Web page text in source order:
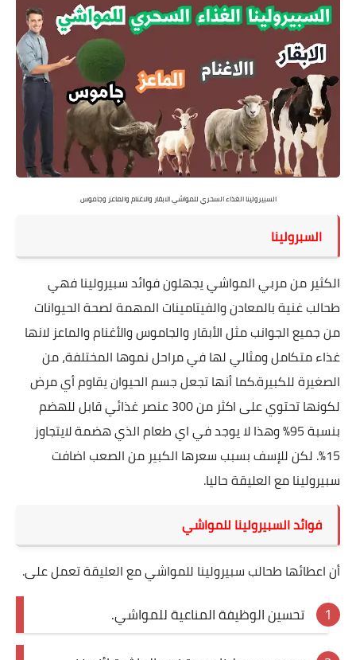
السبيرولينا الغذاء السحري للمواشي الابقار والاغنام والماعز وجاموس
السبرولينا
الكثير من مربي المواشي يجهلون فوائد سبيرولينا فهي
طحالب غنية بالمعادن والفيتامينات المهمة لصحة الحيوانات
من جميع الجوانب مثل الأبقار والجاموس والأغنام والماعز لانها
غذاء متكامل ومثالي لها في مراحل نموها المختلفة، من
الصغيرة للكبيرة.كما أنها تجعل جسم الحيوان يقاوم أي مرض
لكونها تحتوي على اكثر من 300 عنصر غذائي قابل للهضم
بنسبة 95% وهذا لا يوجد في اي طعام الذي هضمة لايتجاوز
15%. لكن للإسف بسبب سعرها الكبير من الصعب اضافت
سبيرولينا مع العليقة حاليا.
فوائد السبيرولينا للمواشي
أناعطائها طحالبسبيرولينا للمواشي مع العليقة تعمل على.
تحسين الوظيفة المناعية للمواشي.